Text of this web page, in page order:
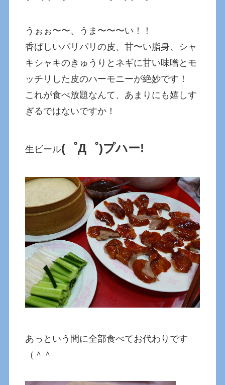
うぉぉ〜〜、うま〜〜〜い！！
香ばしいパリパリの皮、甘〜い脂身、シャ
キシャキのきゅうりとネギに甘い味噌とモ
ッチリした皮のハーモニーが絶妙です！
これが食べ放題なんて、あまりにも嬉しす
ぎるではないですか！
生ビール(゜Д゜)プハー!
あっという間に全部食べてお代わりです
（＾＾